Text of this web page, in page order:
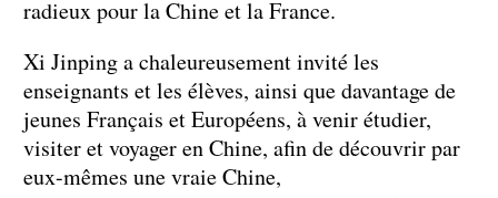
radieux pour la Chine et la France.
Xi Jinping a chaleureusement invité les
enseignants et les élèves, ainsi que davantage de
jeunes Français et Européens, à venir étudier,
visiter et voyager en Chine, afin de découvrir par
eux-mêmes une vraie Chine,